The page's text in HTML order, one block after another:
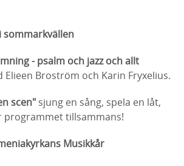
sommarkvällen
- psalm och jazz och allt
Elieen Broström och Karin Fryxelius.
scen" sjung en sång, spela en låt,
programmet tillsammans!
Musikkår